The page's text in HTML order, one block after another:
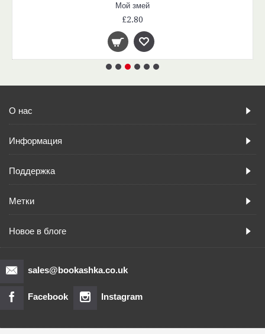
Мой змей
£2.80
О нас
Информация
Поддержка
Метки
Новое в блоге
sales@bookashka.co.uk
Facebook Instagram